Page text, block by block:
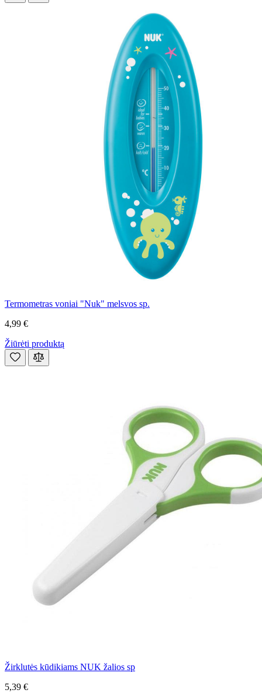
Termometras voniai "Nuk" melsvos sp.
4,99 €
Žiūrėti produktą
Žirklutės kūdikiams NUK žalios sp
5,39 €